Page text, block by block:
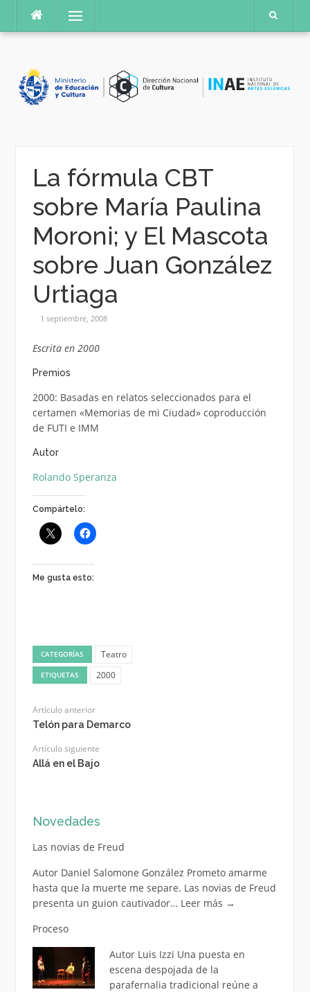
contenido
Menú
La fórmula CBT
sobre María Paulina
Moroni; y El Mascota
sobre Juan González
Urtiaga
1 septiembre, 2008
Escrita en 2000
Premios
2000: Basadas en relatos seleccionados para el
certamen «Memorias de mi Ciudad» coproducción
de FUTI e IMM
Autor
Rolando Speranza
Compártelo:
Me gusta esto:
CATEGORÍAS Teatro
ETIQUETAS 2000
Artículo anterior
Telón para Demarco
Artículo siguiente
Allá en el Bajo
Novedades
Las novias de Freud
Autor Daniel Salomone González Prometo amarme
hasta que la muerte me separe. Las novias de Freud
presenta un guion cautivador… Leer más →
Proceso
Autor Luis Izzi Una puesta en
escena despojada de la
parafernalia tradicional reúne a